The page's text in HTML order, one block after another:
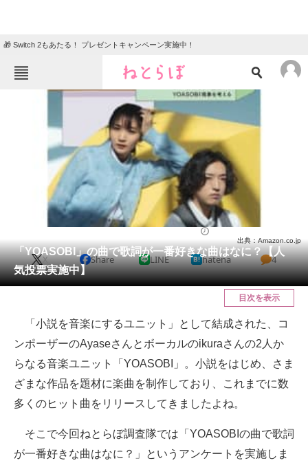
🎁 Switch 2もあたる！ プレゼントキャンペーン実施中！
ねとらぼメニュー
ニュース
クイズ
地域
教育・育児
リサーチ
会員記事
メディア
ITの今と未来を見通す
スマホと通信の最新トレンド
進化するPCとデバイスの未来
好きが集まる 比べて選べる
ビジネスと働き方のヒント
「YOASOBI」の曲で歌詞が一番好きな曲はなに？【人
気投票実施中】
出典：Amazon.co.jp
X Share LINE hatena 4
目次を表示
「小説を音楽にするユニット」として結成された、コ
ンポーザーのAyaseさんとボーカルのikuraさんの2人か
らなる音楽ユニット「YOASOBI」。小説をはじめ、さま
ざまな作品を題材に楽曲を制作しており、これまでに数
多くのヒット曲をリリースしてきましたよね。
そこで今回ねとらぼ調査隊では「YOASOBIの曲で歌詞
が一番好きな曲はなに？」というアンケートを実施しま